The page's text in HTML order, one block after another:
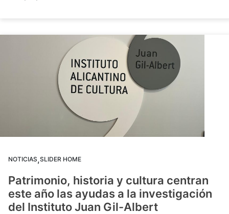
NOTICIAS,SLIDER HOME
Patrimonio, historia y cultura centran
este año las ayudas a la investigación
del Instituto Juan Gil-Albert